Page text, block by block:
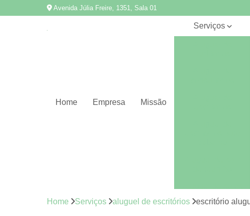
Avenida Júlia Freire, 1351, Sala 01
Home Empresa Missão
Serviços
Aluguel de salas
Home Serviços aluguel de escritórios escritório